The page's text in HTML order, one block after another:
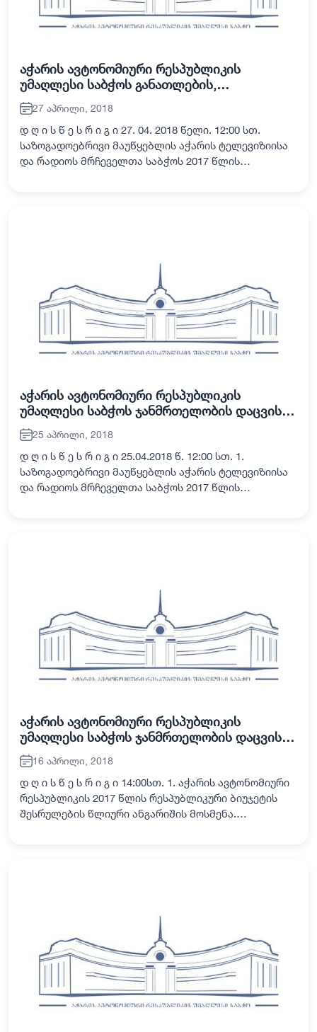
აჭარის ავტონომიური რესპუბლიკის
უმაღლესი საბჭოს განათლების,
მეცნიერების, კულტურისა და სპორტის
27 აპრილი, 2018
დ ღ ი ს წ ე ს რ ი გ ი 27. 04. 2018 წელი. 12:00 სთ.
საზოგადოებრივი მაუწყებლის აჭარის ტელევიზიისა
და რადიოს მრჩეველთა საბჭოს 2017 წლის
აჭარის ავტონომიური რესპუბლიკის
უმაღლესი საბჭოს ჯანმრთელობის დაცვისა
და სოციალურ საკითხთა, საფინანსო-
საბიუჯეტო და ეკონომიკურ საკითხთა,
ადამიანის უფლებათა დაცვის საკითხთა და
საკონსტიტუციო, იურიდიულ და
საპროცედურო საკითხთა კომისიების
25 აპრილი, 2018
დ ღ ი ს წ ე ს რ ი გ ი 25.04.2018 წ. 12:00 სთ. 1.
საზოგადოებრივი მაუწყებლის აჭარის ტელევიზიისა
და რადიოს მრჩეველთა საბჭოს 2017 წლის
აჭარის ავტონომიური რესპუბლიკის
უმაღლესი საბჭოს ჯანმრთელობის დაცვისა
და სოციალურ საკითხთა კომისიის 2018
16 აპრილი, 2018
დ ღ ი ს წ ე ს რ ი გ ი 14:00სთ. 1. აჭარის ავტონომიური
რესპუბლიკის 2017 წლის რესპუბლიკური ბიუჯეტის
შესრულების წლიური ანგარიშის მოსმენა.